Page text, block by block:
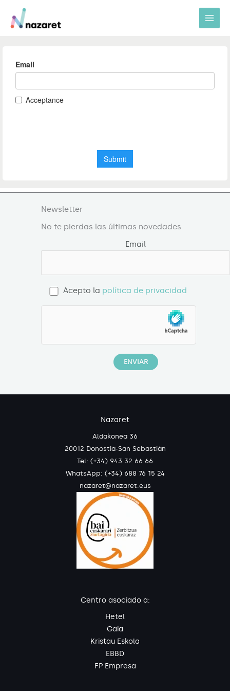
contenido
Newsletter
No te pierdas las últimas novedades
Email
Acepto la política de privacidad
Nazaret
Aldakonea 36
20012 Donostia-San Sebastián
Tel: (+34) 943 32 66 66
WhatsApp: (+34) 688 76 15 24
nazaret@nazaret.eus
Centro asociado a:
Hetel
Gaia
Kristau Eskola
EBBD
FP Empresa